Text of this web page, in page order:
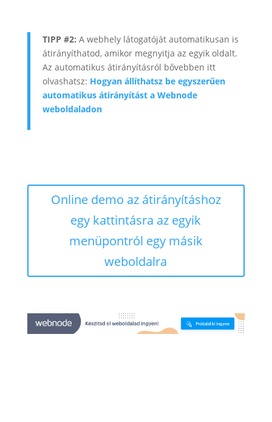
TIPP #2: A webhely látogatóját automatikusan is
átirányíthatod, amikor megnyitja az egyik oldalt.
Az automatikus átirányításról bővebben itt
olvashatsz: Hogyan állíthatsz be egyszerűen
automatikus átirányítást a Webnode
weboldaladon
Online demo az átirányításhoz
egy kattintásra az egyik
menüpontról egy másik
weboldalra